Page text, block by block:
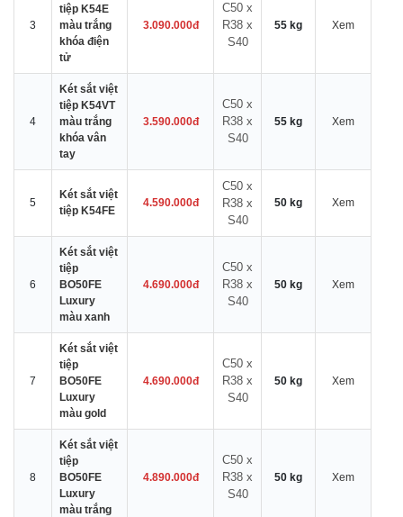
3
tiệp K54E
màu trắng
khóa điện
tử
3.090.000đ
C50 x
R38 x
S40
55 kg Xem
4
Két sắt việt
tiệp K54VT
màu trắng
khóa vân
tay
3.590.000đ
C50 x
R38 x
S40
55 kg Xem
5
Két sắt việt
tiệp K54FE
4.590.000đ
C50 x
R38 x
S40
50 kg Xem
6
Két sắt việt
tiệp
BO50FE
Luxury
màu xanh
4.690.000đ
C50 x
R38 x
S40
50 kg Xem
7
Két sắt việt
tiệp
BO50FE
Luxury
màu gold
4.690.000đ
C50 x
R38 x
S40
50 kg Xem
8
Két sắt việt
tiệp
BO50FE
Luxury
màu trắng
4.890.000đ
C50 x
R38 x
S40
50 kg Xem